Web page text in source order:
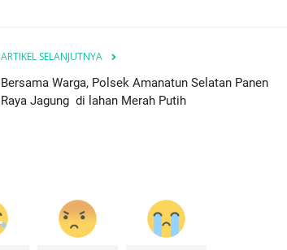
ARTIKEL SELANJUTNYA
Bersama Warga, Polsek Amanatun Selatan Panen
Raya Jagung di lahan Merah Putih